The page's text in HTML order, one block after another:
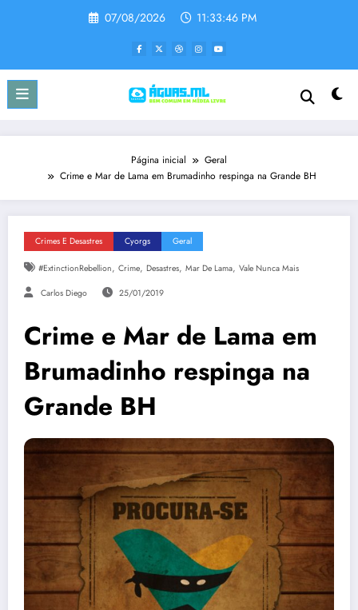
07/08/2026 11:33:48 PM
Página inicial
Geral
Crime e Mar de Lama em Brumadinho respinga na Grande BH
Crimes E Desastres Cyorgs Geral
#ExtinctionRebellion, Crime, Desastres, Mar De Lama, Vale Nunca Mais
Carlos Diego 25/01/2019
Crime e Mar de Lama em
Brumadinho respinga na
Grande BH